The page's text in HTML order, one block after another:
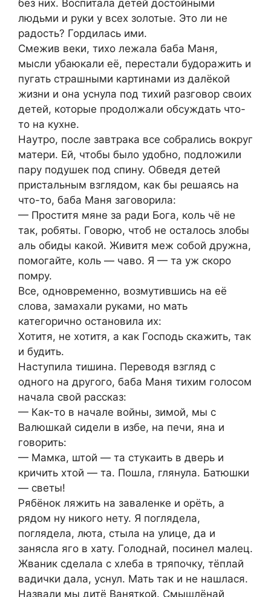
без них. Воспитала детей достойными
людьми и руки у всех золотые. Это ли не
радость? Гордилась ими.
Смежив веки, тихо лежала баба Маня,
мысли убаюкали её, перестали будоражить и
пугать страшными картинами из далёкой
жизни и она уснула под тихий разговор своих
детей, которые продолжали обсуждать что-
то на кухне.
Наутро, после завтрака все собрались вокруг
матери. Ей, чтобы было удобно, подложили
пару подушек под спину. Обведя детей
пристальным взглядом, как бы решаясь на
что-то, баба Маня заговорила:
— Проститя мяне за ради Бога, коль чё не
так, робяты. Говорю, чтоб не осталось злобы
аль обиды какой. Живитя меж собой дружна,
помогайте, коль — чаво. Я — та уж скоро
помру.
Все, одновременно, возмутившись на её
слова, замахали руками, но мать
категорично остановила их:
Хотитя, не хотитя, а как Господь скажить, так
и будить.
Наступила тишина. Переводя взгляд с
одного на другого, баба Маня тихим голосом
начала свой рассказ:
— Как-то в начале войны, зимой, мы с
Валюшкай сидели в избе, на печи, яна и
говорить:
— Мамка, штой — та стукаить в дверь и
кричить хтой — та. Пошла, глянула. Батюшки
— светы!
Рябёнок ляжить на заваленке и орёть, а
рядом ну никого нету. Я поглядела,
поглядела, люта, стыла на улице, да и
занясла яго в хату. Голоднай, посинел малец.
Жваник сделала с хлеба в тряпочку, тёплай
вадички дала, уснул. Мать так и не нашлася.
Назвали мы дитё Ваняткой. Смышлёнай